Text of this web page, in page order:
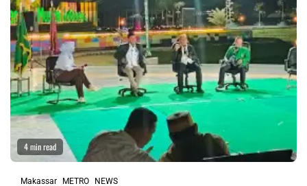
4 min read
Makassar METRO NEWS